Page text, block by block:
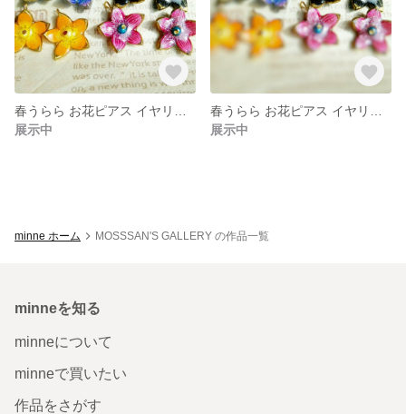
展示中
展示中
minne ホーム MOSSSAN'S GALLERY の作品一覧
minneを知る
minneについて
minneで買いたい
作品をさがす